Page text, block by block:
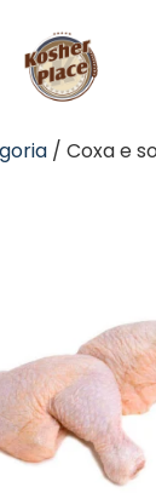
/ Coxa e